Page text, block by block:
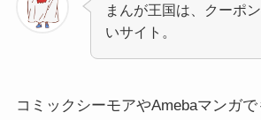
まんが王国は、クーポ
いサイト。
コミックシーモアやAmebaマンガ